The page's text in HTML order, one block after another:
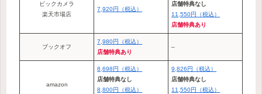
ビックカメラ
楽天市場店
7,920円（税込）
店舗特典なし
11,550円（税込）
店舗特典あり
ブックオフ
7,980円（税込）
店舗特典あり
–
amazon
8,698円（税込）
店舗特典なし
8,800円（税込）
9,826円（税込）
店舗特典なし
11,550円（税込）